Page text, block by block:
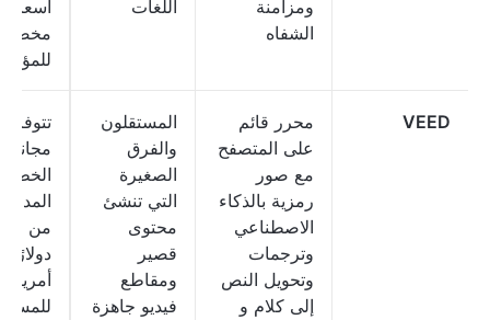
ومزامنة
الشفاه
اللغات
أسعار
VEED
محرر قائم
على المتصفح
مع صور
رمزية بالذكاء
الاصطناعي
وترجمات
وتحويل النص
إلى كلام و
المستقلون
والفرق
الصغيرة
التي تنشئ
محتوى
قصير
ومقاطع
فيديو جاهزة
تتوفر
الخطط
دولارًا
أمريكيًا